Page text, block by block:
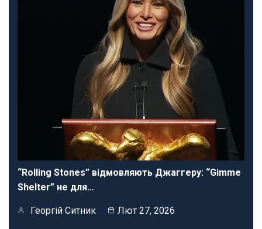
“Rolling Stones” відмовляють Джаггеру: “Gimme
Shelter” не для…
Георгій Ситник Лют 27, 2026